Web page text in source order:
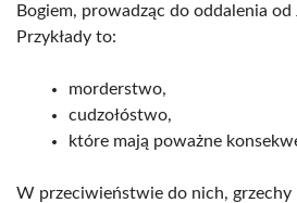
Bogiem, prowadząc do oddalenia od
Przykłady to:
morderstwo,
cudzołóstwo,
które mają poważne
W przeciwieństwie do nich, grzechy